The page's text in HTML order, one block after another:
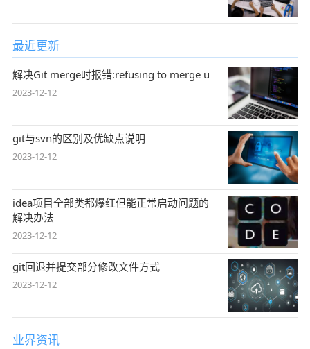
最近更新
解决Git merge时报错:refusing to merge u
2023-12-12
git与svn的区别及优缺点说明
2023-12-12
idea项目全部类都爆红但能正常启动问题的
解决办法
2023-12-12
git回退并提交部分修改文件方式
2023-12-12
业界资讯